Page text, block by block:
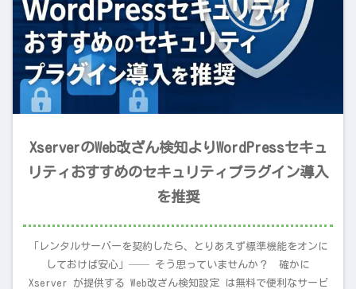
XserverのWeb改ざん検知よりWordPressセキュ
リティおすすめのセキュリティプラグイン導入
を推奨
「レンタルサーバーを契約したら、とりあえず標準機能をオンに
しておけば安心」── そう思っていませんか？ 確かに
Xserver が提供する Web改ざん検知設定 は無料で便利なサービ